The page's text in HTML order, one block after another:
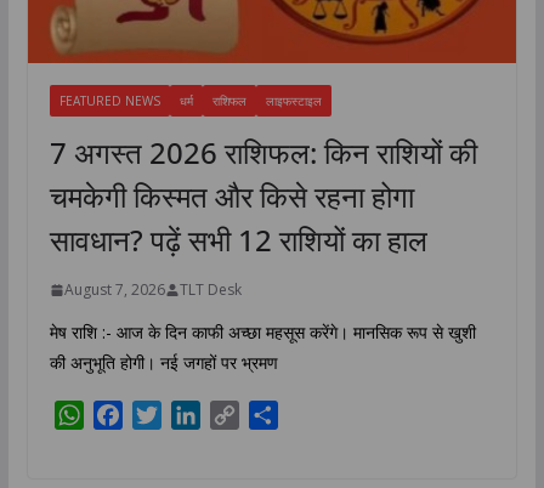
FEATURED NEWS धर्म राशिफल लाइफस्टाइल
7 अगस्त 2026 राशिफल: किन राशियों की
चमकेगी किस्मत और किसे रहना होगा
सावधान? पढ़ें सभी 12 राशियों का हाल
August 7, 2026 TLT Desk
मेष राशि :- आज के दिन काफी अच्छा महसूस करेंगे। मानसिक रूप से खुशी
की अनुभूति होगी। नई जगहों पर भ्रमण
W